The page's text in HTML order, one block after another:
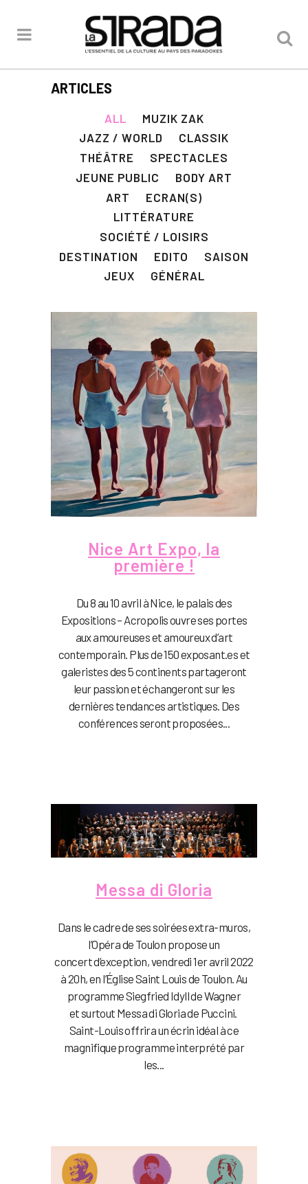
ARTICLES
ALL
MUZIK ZAK
JAZZ / WORLD
CLASSIK
THÉÂTRE
SPECTACLES
JEUNE PUBLIC
BODY ART
ART
ECRAN(S)
LITTÉRATURE
SOCIÉTÉ / LOISIRS
DESTINATION
EDITO
SAISON
JEUX
GÉNÉRAL
Nice Art Expo, la
première !
Du 8 au 10 avril à Nice, le palais des
Expositions – Acropolis ouvre ses portes
aux amoureuses et amoureux d’art
contemporain. Plus de 150 exposant.es et
galeristes des 5 continents partageront
leur passion et échangeront sur les
dernières tendances artistiques. Des
conférences seront proposées...
Messa di Gloria
Dans le cadre de ses soirées extra-muros,
l’Opéra de Toulon propose un
concert d’exception, vendredi 1er avril 2022
à 20h, en l’Église Saint Louis de Toulon. Au
programme Siegfried Idyll de Wagner
et surtout Messa di Gloria de Puccini.
Saint-Louis offrira un écrin idéal à ce
magnifique programme interprété par
les...